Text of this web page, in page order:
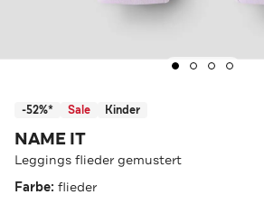
-52%* Sale Kinder
NAME IT
Leggings flieder gemustert
Farbe: flieder